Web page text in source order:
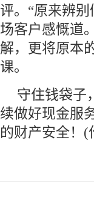
评。“原来辨
场客户感慨道
解，更将原本
课。
守住钱袋子
续做好现金服
的财产安全！(